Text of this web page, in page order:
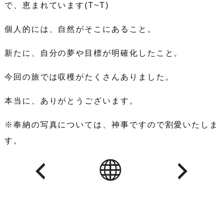
で、恵まれています(T~T)
個人的には、自然がそこにあること。
新たに、自分の夢や目標が明確化したこと。
今回の旅では収穫がたくさんありました。
本当に、ありがとうございます。
※奉納の写真については、神事ですので割愛いたしま
す。